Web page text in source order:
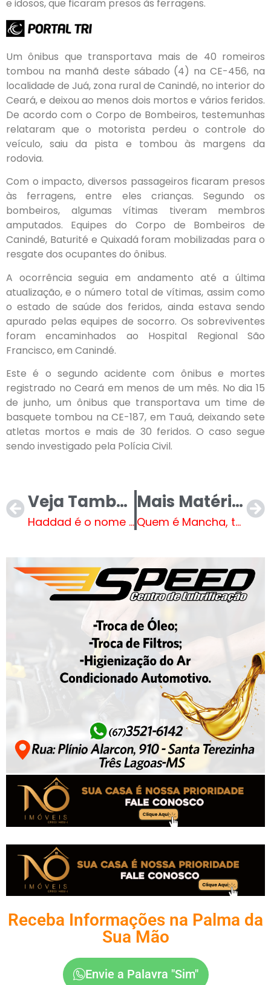
e idosos, que ficaram presos às ferragens.
Um ônibus que transportava mais de 40 romeiros
tombou na manhã deste sábado (4) na CE-456, na
localidade de Juá, zona rural de Canindé, no interior do
Ceará, e deixou ao menos dois mortos e vários feridos.
De acordo com o Corpo de Bombeiros, testemunhas
relataram que o motorista perdeu o controle do
veículo, saiu da pista e tombou às margens da
rodovia.
Com o impacto, diversos passageiros ficaram presos
às ferragens, entre eles crianças. Segundo os
bombeiros, algumas vítimas tiveram membros
amputados. Equipes do Corpo de Bombeiros de
Canindé, Baturité e Quixadá foram mobilizadas para o
resgate dos ocupantes do ônibus.
A ocorrência seguia em andamento até a última
atualização, e o número total de vítimas, assim como
o estado de saúde dos feridos, ainda estava sendo
apurado pelas equipes de socorro. Os sobreviventes
foram encaminhados ao Hospital Regional São
Francisco, em Canindé.
Este é o segundo acidente com ônibus e mortes
registrado no Ceará em menos de um mês. No dia 15
de junho, um ônibus que transportava um time de
basquete tombou na CE-187, em Tauá, deixando sete
atletas mortos e mais de 30 feridos. O caso segue
sendo investigado pela Polícia Civil.
Veja Também
Haddad é o nome mais rejeitado ao governo de SP
Mais Matérias
Quem é Mancha, traficante do PCC solto pelo STJ e preso de pelo TJMG
Receba Informações na Palma da
Sua Mão
Envie a Palavra "Sim"